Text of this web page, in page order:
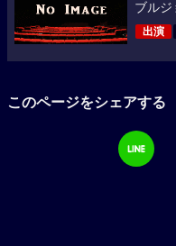
ブルジ
出演
このページをシェアする